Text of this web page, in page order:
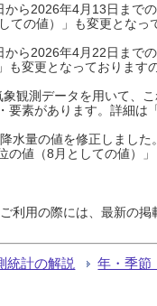
ら2026年4月13日まで
の値）」も変更となっ
ら2026年4月22日まで
変更となっております
観測データを用いて、
要素があります。詳細は
水量の値を修正しまし
の値（8月としての値）
用の際には、最新の
統計の解説 年・季節